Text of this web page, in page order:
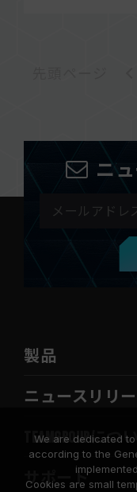
ニ
製品
ニュースリリ
TEAMGROUPにつ
サポート
We are dedicated
according to the
Cookies are small